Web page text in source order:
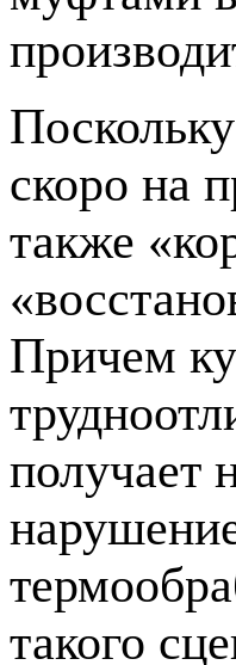
скоро на
также
Причем
получает
такого